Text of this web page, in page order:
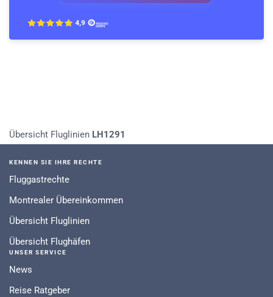
Übersicht Fluglinien LH1291
KENNEN SIE IHRE RECHTE
Fluggastrechte
Montrealer Übereinkommen
Übersicht Fluglinien
Übersicht Flughäfen
UNSER SERVICE
News
Reise Ratgeber